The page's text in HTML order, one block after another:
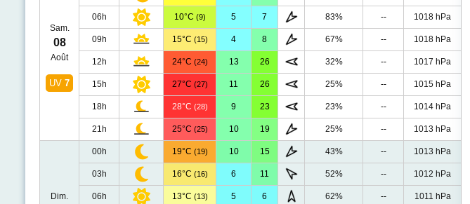
Sam.
08
Août
UV 7
06h 10°C (9) 5 7 83% -- 1018 hPa
09h 15°C (15) 4 8 67% -- 1018 hPa
12h 24°C (24) 13 26 32% -- 1017 hPa
15h 27°C (27) 11 26 25% -- 1015 hPa
18h 28°C (28) 9 23 23% -- 1014 hPa
21h 25°C (25) 10 19 25% -- 1013 hPa
Dim.
00h 19°C (19) 10 15 43% -- 1013 hPa
03h 16°C (16) 6 11 52% -- 1012 hPa
06h 13°C (13) 5 6 62% -- 1011 hPa